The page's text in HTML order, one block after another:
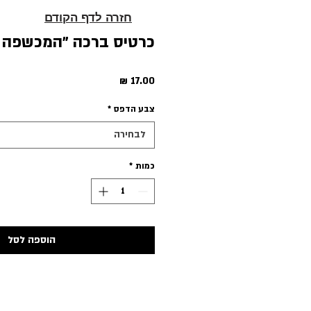
כרטיס ברכה ״המכשפה
צבע הדפס *
לבחירה
כמות *
הוספה לסל
חזרה לדף הקודם